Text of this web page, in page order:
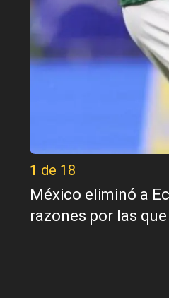
1 de 18
México eliminó a
razones por las